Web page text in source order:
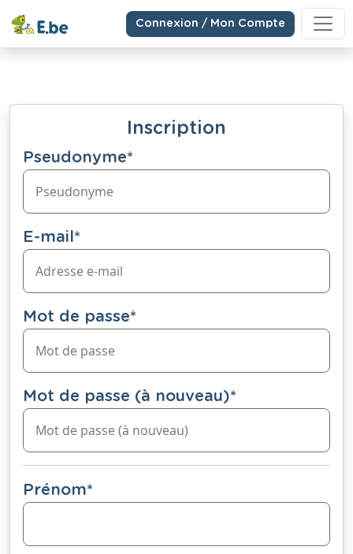
Connexion / Mon Compte
Inscription
Pseudonyme*
E-mail*
Mot de passe*
Mot de passe (à nouveau)*
Prénom*